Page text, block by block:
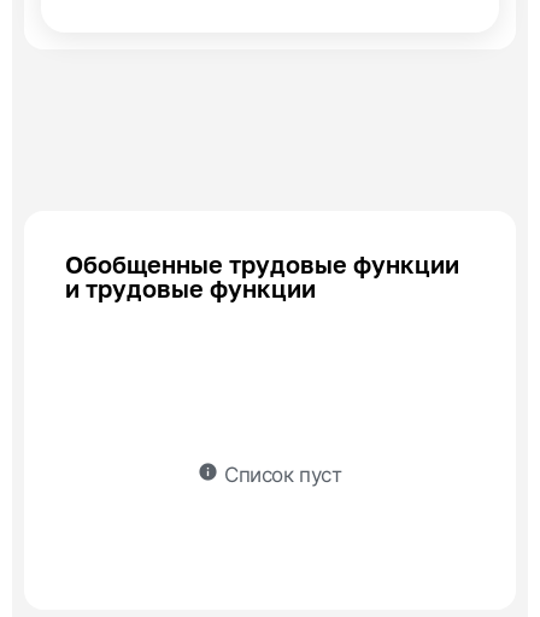
Обобщенные трудовые функции
и трудовые функции
info Список пуст